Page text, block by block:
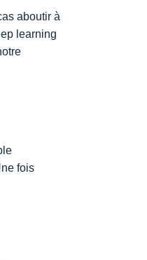
aboutir à
learning
fois